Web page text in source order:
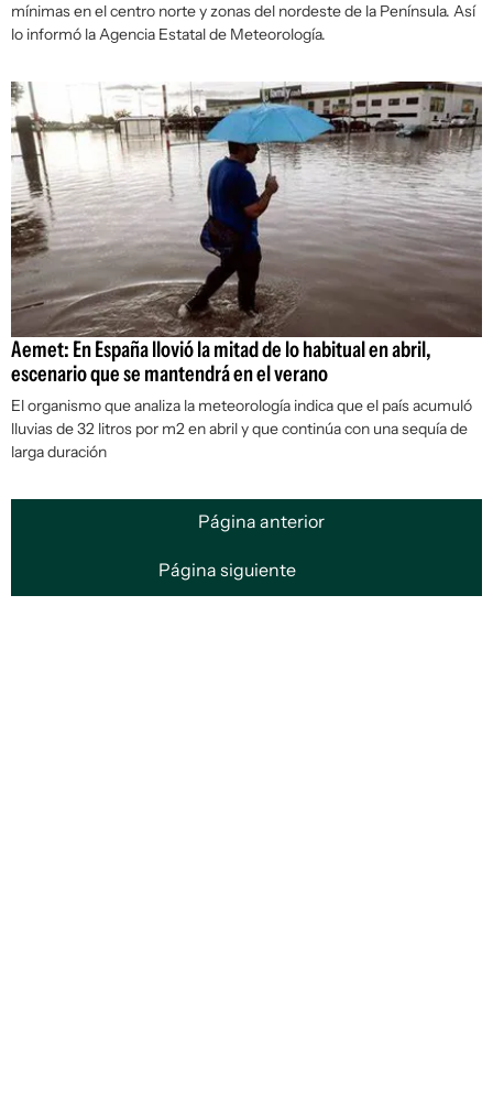
mínimas en el centro norte y zonas del nordeste de la Península. Así
lo informó la Agencia Estatal de Meteorología.
Aemet: En España llovió la mitad de lo habitual en abril,
escenario que se mantendrá en el verano
El organismo que analiza la meteorología indica que el país acumuló
lluvias de 32 litros por m2 en abril y que continúa con una sequía de
larga duración
Página anterior
Página siguiente